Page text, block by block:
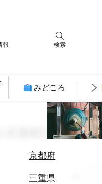
報 検索
みどころ
京都府
三重県
水族館&植物園